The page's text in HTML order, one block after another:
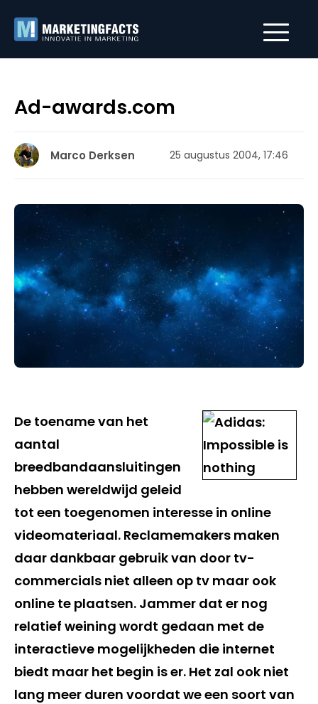
Ad-awards.com
Marco Derksen 25 augustus 2004, 17:46
De toename van het
aantal
breedbandaansluitingen
hebben wereldwijd geleid
tot een toegenomen interesse in online
videomateriaal. Reclamemakers maken
daar dankbaar gebruik van door tv-
commercials niet alleen op tv maar ook
online te plaatsen. Jammer dat er nog
relatief weining wordt gedaan met de
interactieve mogelijkheden die internet
biedt maar het begin is er. Het zal ook niet
lang meer duren voordat we een soort van